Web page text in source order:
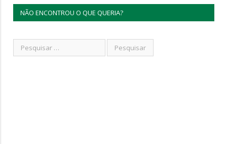
NÃO ENCONTROU O QUE QUERIA?